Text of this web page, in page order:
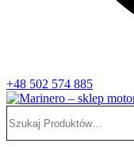
+48 502 574 885
Marinero – sklep
Sklep motorowodny,
wyposażenie łodzi